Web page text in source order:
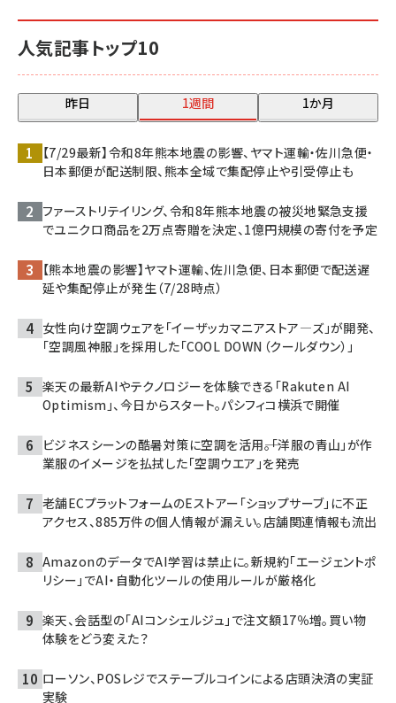
人気記事トップ10
昨日 1週間 1か月
【7/29最新】令和8年熊本地震の影響、ヤマト運輸・佐川急便・
日本郵便が配送制限、熊本全域で集配停止や引受停止も
ファーストリテイリング、令和8年熊本地震の被災地緊急支援
でユニクロ商品を2万点寄贈を決定、1億円規模の寄付を予定
【熊本地震の影響】ヤマト運輸、佐川急便、日本郵便で配送遅
延や集配停止が発生（7/28時点）
女性向け空調ウェアを「イーザッカマニアストア―ズ」が開発、
「空調風神服」を採用した「COOL DOWN（クールダウン）」
楽天の最新AIやテクノロジーを体験できる「Rakuten AI
Optimism」、今日からスタート。パシフィコ横浜で開催
ビジネスシーンの酷暑対策に空調を活用――。「洋服の青山」が作
業服のイメージを払拭した「空調ウエア」を発売
老舗ECプラットフォームのEストアー「ショップサーブ」に不正
アクセス、885万件の個人情報が漏えい。店舗関連情報も流出
AmazonのデータでAI学習は禁止に。新規約「エージェントポ
リシー」でAI・自動化ツールの使用ルールが厳格化
楽天、会話型の「AIコンシェルジュ」で注文額17％増。買い物
体験をどう変えた？
ローソン、POSレジでステーブルコインによる店頭決済の実証
実験